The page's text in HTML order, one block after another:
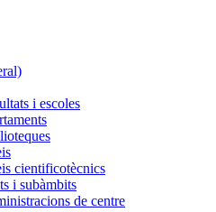
i escoles
cientificotècnics
i subàmbits
de centre